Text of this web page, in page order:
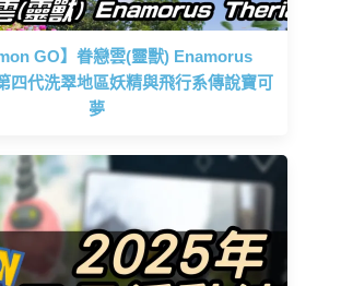
GO】眷戀雲(靈獸) Enamorus
四代洗翠地區妖精與飛行系傳說寶可
夢